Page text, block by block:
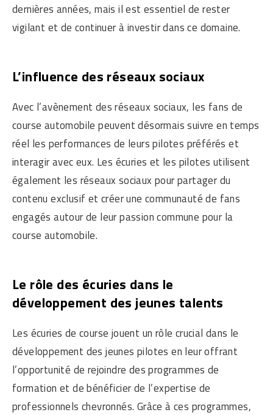
dernières années, mais il est essentiel de rester
vigilant et de continuer à investir dans ce domaine.
L’influence des réseaux sociaux
Avec l’avènement des réseaux sociaux, les fans de
course automobile peuvent désormais suivre en temps
réel les performances de leurs pilotes préférés et
interagir avec eux. Les écuries et les pilotes utilisent
également les réseaux sociaux pour partager du
contenu exclusif et créer une communauté de fans
engagés autour de leur passion commune pour la
course automobile.
Le rôle des écuries dans le
développement des jeunes talents
Les écuries de course jouent un rôle crucial dans le
développement des jeunes pilotes en leur offrant
l’opportunité de rejoindre des programmes de
formation et de bénéficier de l’expertise de
professionnels chevronnés. Grâce à ces programmes,